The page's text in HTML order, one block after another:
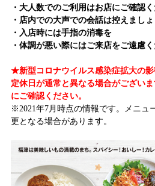
・大人数でのご利用はお店にご確認
・店内での大声での会話は控えま
・入店時には手指の消毒を
・体調が悪い際にはご来店をご遠慮
★新型コロナウイルス感染症拡大の影
定休日が通常と異なる場合がござい
にご確認ください。
※2021年7月時点の情報です。メニュ
更となる場合があります。